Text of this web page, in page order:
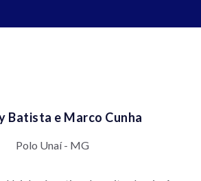
Batista e Marco Cunha
Polo Unaí - MG